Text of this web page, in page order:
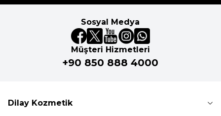
Sosyal Medya
Müşteri Hizmetleri
+90 850 888 4000
Dilay Kozmetik